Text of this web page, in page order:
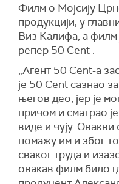
Филм о Мојсију
продукцији, у
Виз Калифа, а филм
репер 50 Cent .
„Агент 50 Cent-а
је 50 Cent сазнао
његов део, јер је
причом и сматрао
виде и чују.
помажу им и због
сваког труда и
овакав филм било